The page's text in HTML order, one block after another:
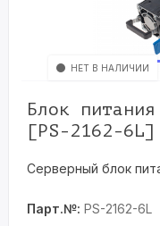
НЕТ В НАЛИЧИИ
Блок
[PS-2162-6L]
Серверный блок
Парт.№: PS-2162-6L